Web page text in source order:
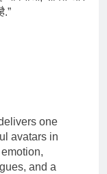
one
avatars in
and a